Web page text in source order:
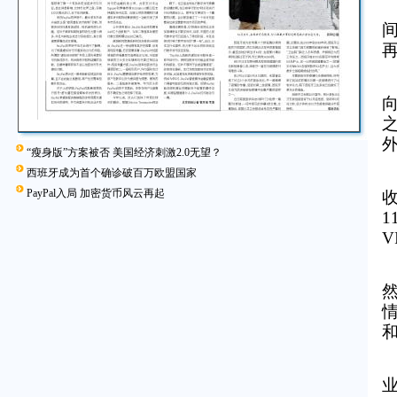
“瘦身版”方案被否 美国经济刺激2.0无望？
西班牙成为首个确诊破百万欧盟国家
PayPal入局 加密货币风云再起